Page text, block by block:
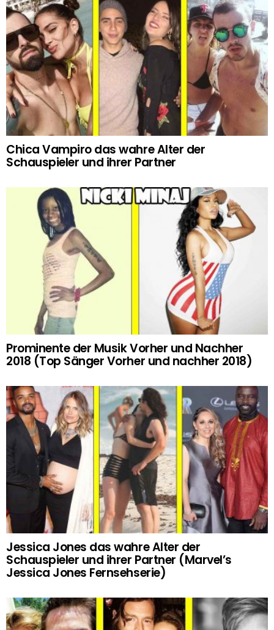
Chica Vampiro das wahre Alter der
Schauspieler und ihrer Partner
Prominente der Musik Vorher und Nachher
2018 (Top Sänger Vorher und nachher 2018)
Jessica Jones das wahre Alter der
Schauspieler und ihrer Partner (Marvel’s
Jessica Jones Fernsehserie)